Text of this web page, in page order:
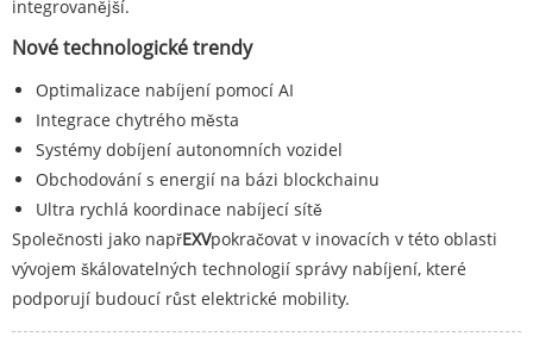
integrovanější.
Nové technologické trendy
Optimalizace nabíjení pomocí AI
Integrace chytrého města
Systémy dobíjení autonomních vozidel
Obchodování s energií na bázi blockchainu
Ultra rychlá koordinace nabíjecí sítě
Společnosti jako napřEXVpokračovat v inovacích v této oblasti
vývojem škálovatelných technologií správy nabíjení, které
podporují budoucí růst elektrické mobility.